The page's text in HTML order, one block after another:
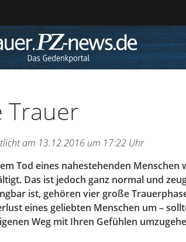
Trauer
am 13.12.2016 um 17:22 Uhr
Tod eines nahestehenden
Das ist jedoch ganz normal und
ist, gehören vier große
eines geliebten Menschen um –
Weg mit Ihren Gefühlen